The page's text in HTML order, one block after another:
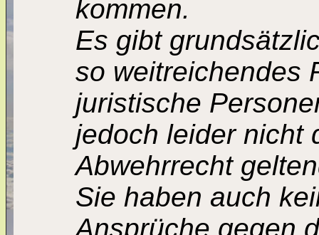
kommen.
Es gibt
so weitreichendes
juristische
jedoch leider nicht
Abwehrrecht
Sie haben auch
Ansprüche gegen